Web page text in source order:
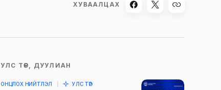
ХУВААЛЦАХ
УЛС ТӨР, ДУУЛИАН
ОНЦЛОХ НИЙТЛЭЛ УЛС ТӨР